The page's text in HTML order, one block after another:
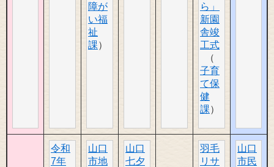
障が
い福
祉
課
ら」
新園
舎竣
工式
子育
て保
健
課
令和
7年
山口
市地
山口
七夕
羽毛
リサ
山口
市民